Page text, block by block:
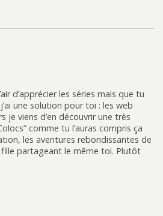
d’apprécier les séries mais que tu
une solution pour toi : les web
je viens d’en découvrir une très
comme tu l’auras compris ça
les aventures rebondissantes de
partageant le même toi. Plutôt